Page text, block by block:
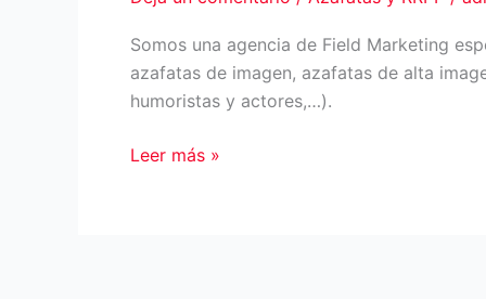
Somos una agencia de Field Marketing
azafatas de imagen, azafatas de alta
humoristas y actores,…).
Agencia
Leer más »